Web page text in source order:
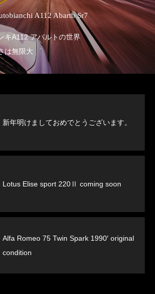
A112 Abarth Sr7
キA112 アバルトの世界
は無限大
新年明けましておめでとうございます。
Lotus Elise sport 220Ⅱ coming soon
Alfa Romeo 75 Twin Spark 1990′ original
condition